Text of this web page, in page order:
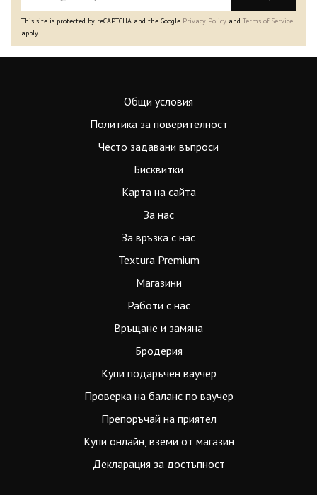
This site is protected by reCAPTCHA and the Google Privacy Policy and Terms of Service
apply.
Общи условия
Политика за поверителност
Често задавани въпроси
Бисквитки
Карта на сайта
За нас
За връзка с нас
Textura Premium
Магазини
Работи с нас
Връщане и замяна
Бродерия
Купи подаръчен ваучер
Проверка на баланс по ваучер
Препоръчай на приятел
Купи онлайн, вземи от магазин
Декларация за достъпност